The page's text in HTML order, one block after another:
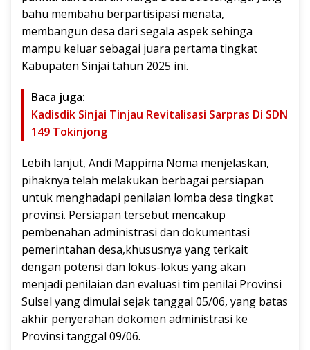
bahu membahu berpartisipasi menata,
membangun desa dari segala aspek sehinga
mampu keluar sebagai juara pertama tingkat
Kabupaten Sinjai tahun 2025 ini.
Baca juga:
Kadisdik Sinjai Tinjau Revitalisasi Sarpras Di SDN
149 Tokinjong
Lebih lanjut, Andi Mappima Noma menjelaskan,
pihaknya telah melakukan berbagai persiapan
untuk menghadapi penilaian lomba desa tingkat
provinsi. Persiapan tersebut mencakup
pembenahan administrasi dan dokumentasi
pemerintahan desa,khususnya yang terkait
dengan potensi dan lokus-lokus yang akan
menjadi penilaian dan evaluasi tim penilai Provinsi
Sulsel yang dimulai sejak tanggal 05/06, yang batas
akhir penyerahan dokomen administrasi ke
Provinsi tanggal 09/06.